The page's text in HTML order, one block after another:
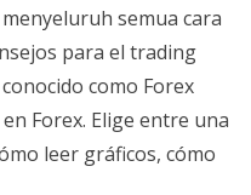
semua cara
para el trading
como Forex
Forex. Elige entre una
leer gráficos, cómo